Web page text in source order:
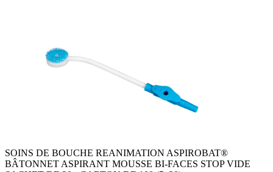
SOINS DE BOUCHE REANIMATION ASPIROBAT®
BÂTONNET ASPIRANT MOUSSE BI-FACES STOP VIDE